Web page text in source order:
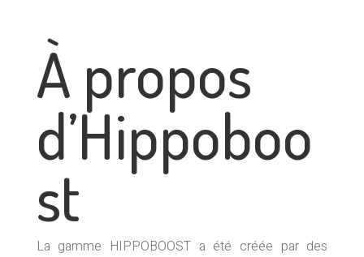
À propos
d’Hippoboo
st
La gamme HIPPOBOOST a été créée par des